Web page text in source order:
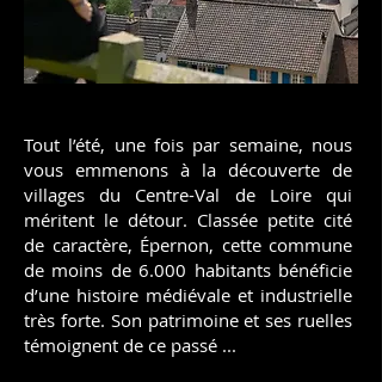
Tout l’été, une fois par semaine, nous
vous emmenons à la découverte de
villages du Centre-Val de Loire qui
méritent le détour. Classée petite cité
de caractère, Épernon, cette commune
de moins de 6.000 habitants bénéficie
d’une histoire médiévale et industrielle
très forte. Son patrimoine et ses ruelles
témoignent de ce passé ...